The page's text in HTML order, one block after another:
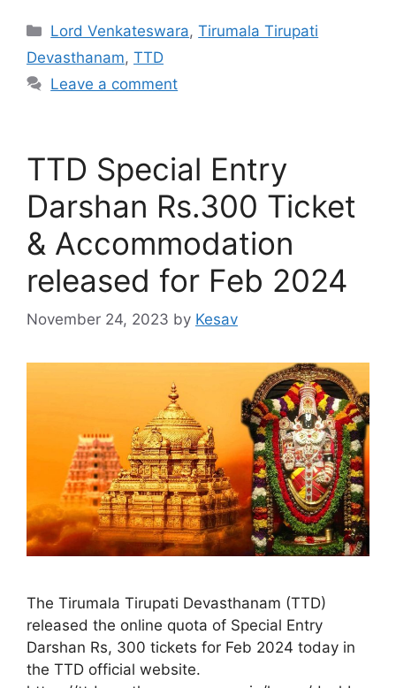
Categories
Lord Venkateswara,Tirumala Tirupati
Devasthanam, TTD
Leave a comment
TTD Special Entry
Darshan Rs.300 Ticket
& Accommodation
released for Feb 2024
November 24, 2023 by Kesav
The Tirumala Tirupati Devasthanam (TTD)
released the online quota of Special Entry
Darshan Rs, 300 tickets for Feb 2024 today in
the TTD official website.